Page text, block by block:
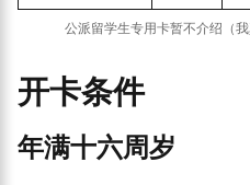
公派留学生专用卡暂不介绍（
开卡条件
年满十六周岁